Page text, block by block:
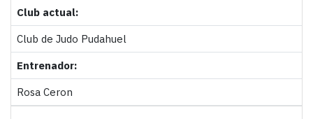
Club actual:
Club de Judo Pudahuel
Entrenador:
Rosa Ceron